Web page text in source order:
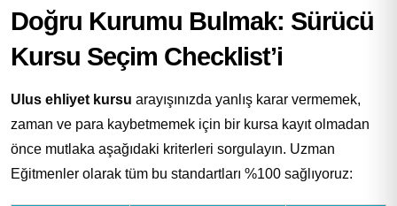
Doğru Kurumu Bulmak: Sürücü
Kursu Seçim Checklist’i
Ulus ehliyet kursu arayışınızda yanlış karar vermemek,
zaman ve para kaybetmemek için bir kursa kayıt olmadan
önce mutlaka aşağıdaki kriterleri sorgulayın. Uzman
Eğitmenler olarak tüm bu standartları %100 sağlıyoruz: